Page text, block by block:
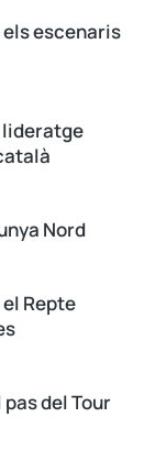
escenaris
lideratge
Nord
Repte
del Tour